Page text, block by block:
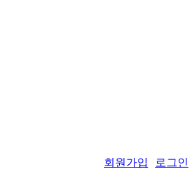
회원가입 로그인